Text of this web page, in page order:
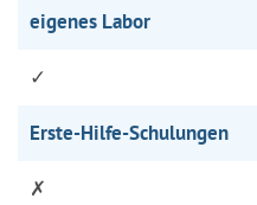
eigenes Labor
✓
Erste-Hilfe-Schulungen
✗